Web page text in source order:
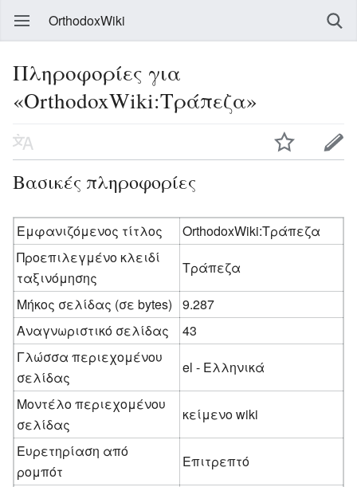
OrthodoxWiki
Πληροφορίες για
«OrthodoxWiki:Τράπεζα»
Βασικές πληροφορίες
Εμφανιζόμενος τίτλος
OrthodoxWiki:Τράπεζα
Προεπιλεγμένο κλειδί
ταξινόμησης
Τράπεζα
Μήκος σελίδας (σε bytes)
9.287
Αναγνωριστικό σελίδας
43
Γλώσσα περιεχομένου
σελίδας
el - Ελληνικά
Μοντέλο περιεχομένου
σελίδας
κείμενο wiki
Ευρετηρίαση από
ρομπότ
Επιτρεπτό